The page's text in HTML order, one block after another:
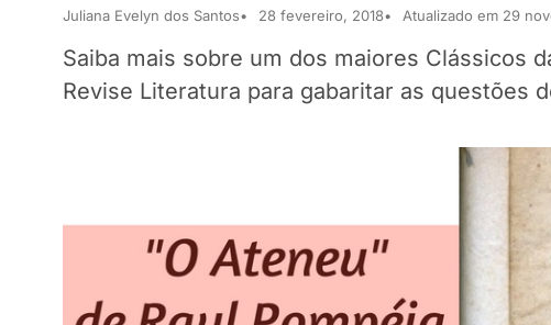
Juliana Evelyn dos Santos 28 fevereiro, 2018 Atualizado em 29
Saiba mais sobre um dos maiores Clássicos
Revise Literatura para gabaritar as questões